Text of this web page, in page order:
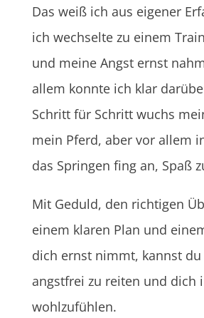
Das weiß ich aus eigener
ich wechselte zu einem
und meine Angst ernst
allem konnte ich klar
Schritt für Schritt wuchs
mein Pferd, aber vor allem
das Springen fing an, Spaß
Mit Geduld, den richtigen
einem klaren Plan und
dich ernst nimmt, kannst
angstfrei zu reiten und dich
wohlzufühlen.